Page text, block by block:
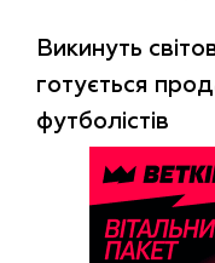
Викинуть
готується
футболістів